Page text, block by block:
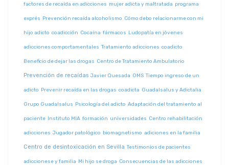
factores de recaída en adicciones mujer adicta y maltratada programa
exprés Prevención recaída alcoholismo Cómo debo relacionarme con mi
hijo adicto coadicción Cocaína fármacos Ludopatía en jóvenes
adicciones comportamentales Tratamiento adicciones coadicto
Beneficio de dejar las drogas Centro de Tratamiento Ambulatorio
Prevención de recaídas Javier Quesada OMS Tiempo ingreso de un
adicto Prevenir recaída en las drogas coadicta Guadalsalus y Adictalia
Grupo Guadalsalus Psicología del adicto Adaptación del tratamiento al
paciente Instituto MIA formación universidades Centro rehabilitación
adicciones Jugador patológico biomagnetismo adiciones en la familia
Centro de desintoxicación en Sevilla Testimonios de pacientes
adiccionese y familia Mi hijo se droga Consecuencias de las adicciones